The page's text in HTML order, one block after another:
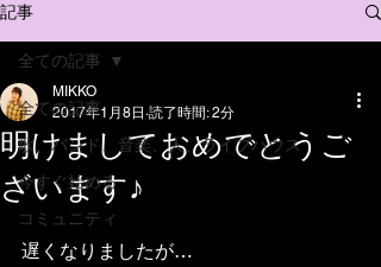
記事
全ての記事
歌、バンド、音楽、人、ライブハウス
今すぐ始める
コミュニティ
全ての記事
明けましておめでとうご
ざいます♪
MIKKO
2017年1月8日 読了時間: 2分
遅くなりましたが…